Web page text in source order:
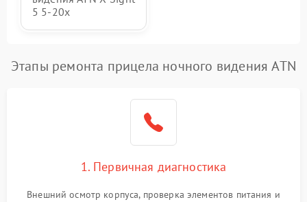
5 5-20x
Этапы ремонта прицела ночного видения ATN
1. Первичная диагностика
Внешний осмотр корпуса, проверка элементов питания и